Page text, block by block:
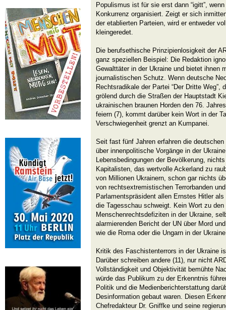
Populismus ist für sie erst dann “igitt”,
Konkurrenz organisiert. Zeigt er sich
der etablierten Parteien, wird er entweder
kleingeredet.
Die berufsethische Prinzipienlosigkeit der
ganz speziellen Beispiel: Die Redaktion
Gewalttäter in der Ukraine und bietet ihnen
journalistischen Schutz. Wenn deutsche
Rechtsradikale der Partei “Der Dritte Weg”,
grölend durch die Straßen der Hauptstadt
ukrainischen braunen Horden den 76.
feiern (7), kommt darüber kein Wort in der
Verschwiegenheit grenzt an Kumpanei.
Seit fast fünf Jahren erfahren die
über innenpolitische Vorgänge in der
Lebensbedingungen der Bevölkerung,
Kapitalisten, das wertvolle Ackerland zu
von Millionen Ukrainern, schon gar nichts
von rechtsextremistischen Terrorbanden
Parlamentspräsident allen Ernstes Hitler als
die Tagesschau schweigt. Kein Wort zu
Menschenrechtsdefiziten in der Ukraine,
alarmierenden Bericht der UN über Mord
wie die Roma oder die Ungarn in der
Kritik des Faschistenterrors in der Ukraine
Darüber schreiben andere (11), nur nicht
Vollständigkeit und Objektivität bemühte
würde das Publikum zu der Erkenntnis
Politik und die Medienberichterstattung
Desinformation gebaut waren. Diesen
Chefredakteur Dr. Gniffke und seine